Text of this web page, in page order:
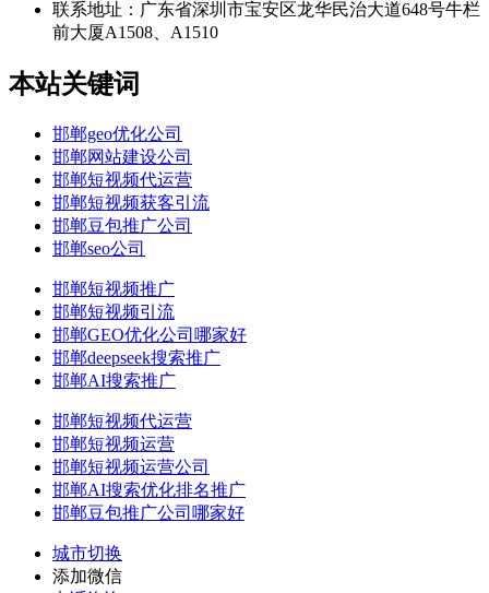
联系地址： 广东省深圳市宝安区龙华民治大道648号牛栏
前大厦A1508、A1510
本站关键词
邯郸geo优化公司
邯郸网站建设公司
邯郸短视频代运营
邯郸短视频获客引流
邯郸豆包推广公司
邯郸seo公司
邯郸短视频推广
邯郸短视频引流
邯郸GEO优化公司哪家好
邯郸deepseek搜索推广
邯郸AI搜索推广
邯郸短视频代运营
邯郸短视频运营
邯郸短视频运营公司
邯郸AI搜索优化排名推广
邯郸豆包推广公司哪家好
城市切换
添加微信